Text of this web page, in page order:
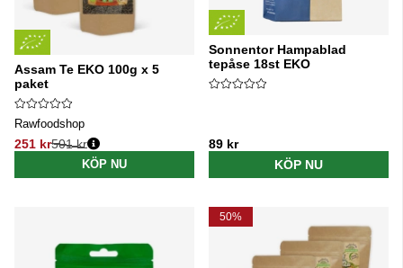
Assam Te EKO 100g x 5
paket
Rawfoodshop
251 kr
Ordinarie pris:
501 kr
KÖP NU
Sonnentor Hampablad
tepåse 18st EKO
89 kr
KÖP NU
50%